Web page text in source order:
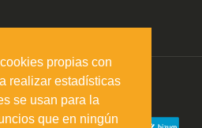
propias con
realizar estadísticas
se usan para la
que en ningún